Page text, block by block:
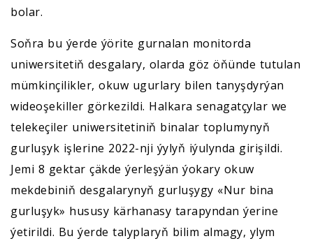
bolar.
Soňra bu ýerde ýörite gurnalan monitorda
uniwersitetiň desgalary, olarda göz öňünde tutulan
mümkinçilikler, okuw ugurlary bilen tanyşdyrýan
wideoşekiller görkezildi. Halkara senagatçylar we
telekeçiler uniwersitetiniň binalar toplumynyň
gurluşyk işlerine 2022-nji ýylyň iýulynda girişildi.
Jemi 8 gektar çäkde ýerleşýän ýokary okuw
mekdebiniň desgalarynyň gurluşygy «Nur bina
gurluşyk» hususy kärhanasy tarapyndan ýerine
ýetirildi. Bu ýerde talyplaryň bilim almagy, ylym